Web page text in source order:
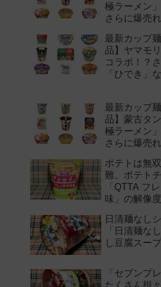
極ラーメン
さらに爆売
作まとめ！
最新カップ
品】ヤマモ
コラボ！？
「ひでき」
最新カップ
品】蒙古タ
極ラーメン
さらに爆売
作まとめ！
ポテトは無
難。ポテト
「QTTA フ
味」の解像
日清麺なし
「日清麺な
し豆腐スープ
「セブンプ
たくさん担